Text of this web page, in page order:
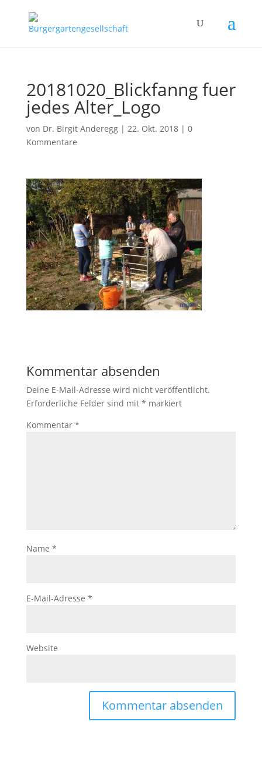
20181020_Blickfanng fuer
jedes Alter_Logo
von Dr. Birgit Anderegg| 22. Okt. 2018| 0
Kommentare
Kommentar absenden
Deine E-Mail-Adresse wird nicht veröffentlicht.
Erforderliche Felder sind mit * markiert
Kommentar *
Name *
E-Mail-Adresse *
Website